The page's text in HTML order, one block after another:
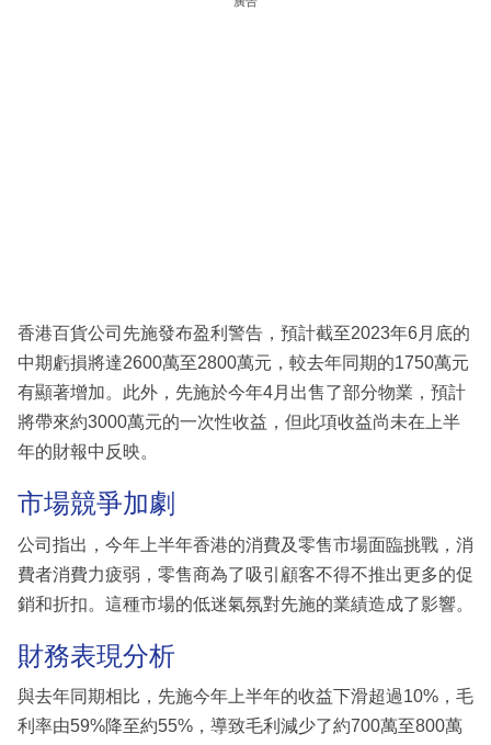
區
香港百貨公司先施發布盈利警告，預計截至2023年6月底的
中期虧損將達2600萬至2800萬元，較去年同期的1750萬元
有顯著增加。此外，先施於今年4月出售了部分物業，預計
將帶來約3000萬元的一次性收益，但此項收益尚未在上半
年的財報中反映。
市場競爭加劇
公司指出，今年上半年香港的消費及零售市場面臨挑戰，消
費者消費力疲弱，零售商為了吸引顧客不得不推出更多的促
銷和折扣。這種市場的低迷氣氛對先施的業績造成了影響。
財務表現分析
與去年同期相比，先施今年上半年的收益下滑超過10%，毛
利率由59%降至約55%，導致毛利減少了約700萬至800萬